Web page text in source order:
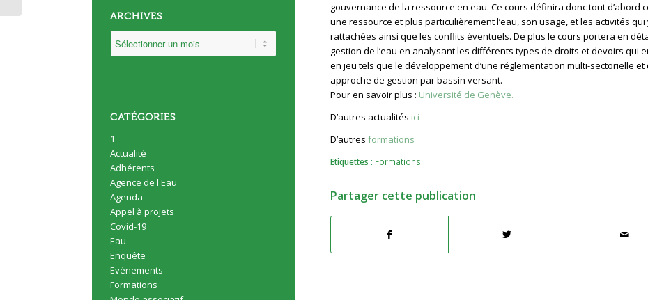
gouvernance de la ressource en eau. Ce cours définira donc tout d’abord
une ressource et plus particulièrement l’eau, son usage, et les activités qui
rattachées ainsi que les conflits éventuels. De plus le cours portera en
gestion de l’eau en analysant les différents types de droits et devoirs qui
en jeu tels que le développement d’une réglementation multi-sectorielle et
approche de gestion par bassin versant.
Pour en savoir plus : Université de Genève.
D’autres actualités ici
D’autres formations
Etiquettes : Formations
Partager cette publication
ARCHIVES
CATÉGORIES
1
Actualité
Adhérents
Agence de l'Eau
Agenda
Appel à projets
Covid-19
Eau
Enquête
Evénements
Formations